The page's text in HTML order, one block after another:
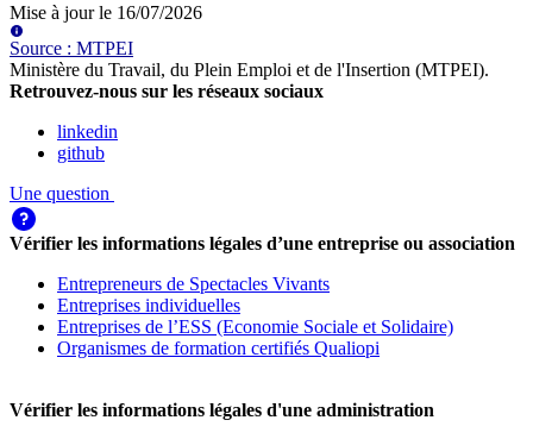
Mise à jour le 16/07/2026
Source : MTPEI
Ministère du Travail, du Plein Emploi et de l'Insertion (MTPEI).
Retrouvez-nous sur les réseaux sociaux
linkedin
github
Une question
Vérifier les informations légales d’une entreprise ou association
Entrepreneurs de Spectacles Vivants
Entreprises individuelles
Entreprises de l’ESS (Economie Sociale et Solidaire)
Organismes de formation certifiés Qualiopi
Vérifier les informations légales d'une administration